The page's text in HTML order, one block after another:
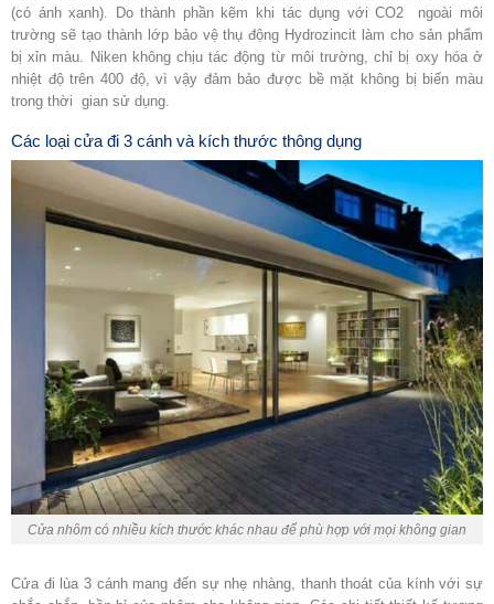
(có ánh xanh). Do thành phần kẽm khi tác dụng với CO2
ngoài môi
trường sẽ tạo thành lớp bảo vệ thụ động Hydrozincit làm cho sản phẩm
bị xỉn màu. Niken không chịu tác động từ môi trường, chỉ bị oxy hóa ở
nhiệt độ trên 400 độ, vì vậy đảm bảo được bề mặt không bị biến màu
trong thời gian sử dụng.
Các loại cửa đi 3 cánh và kích thước thông dụng
Cửa nhôm có nhiều kích thước khác nhau để phù hợp với mọi không gian
Cửa đi lùa 3 cánhmang đến sự nhẹ nhàng, thanh thoát của kính với sự